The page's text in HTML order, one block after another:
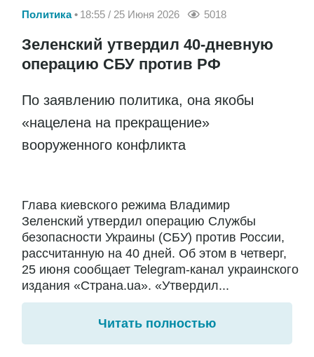
Политика 18:55 / 25 Июня 2026 5018
Зеленский утвердил 40-дневную
операцию СБУ против РФ
По заявлению политика, она якобы
«нацелена на прекращение»
вооруженного конфликта
Глава киевского режима Владимир
Зеленский утвердил операцию Службы
безопасности Украины (СБУ) против России,
рассчитанную на 40 дней. Об этом в четверг,
25 июня сообщает Telegram-канал украинского
издания «Страна.ua». «Утвердил...
Читать полностью